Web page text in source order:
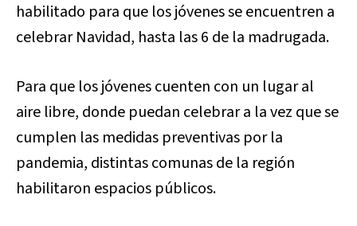
habilitado para que los jóvenes se encuentren a
celebrar Navidad, hasta las 6 de la madrugada.
Para que los jóvenes cuenten con un lugar al
aire libre, donde puedan celebrar a la vez que se
cumplen las medidas preventivas por la
pandemia, distintas comunas de la región
habilitaron espacios públicos.